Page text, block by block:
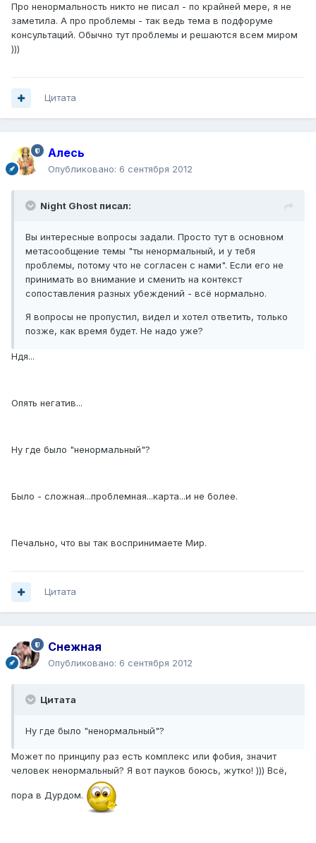
Про ненормальность никто не писал - по крайней мере, я не
заметила. А про проблемы - так ведь тема в подфоруме
консультаций. Обычно тут проблемы и решаются всем миром
)))
Цитата
Алесь
Опубликовано: 6 сентября 2012
Night Ghost писал:
Вы интересные вопросы задали. Просто тут в основном
метасообщение темы "ты ненормальный, и у тебя
проблемы, потому что не согласен с нами". Если его не
принимать во внимание и сменить на контекст
сопоставления разных убеждений - всё нормально.
Я вопросы не пропустил, видел и хотел ответить, только
позже, как время будет. Не надо уже?
Ндя...
Опять негатив...
Ну где было "ненормальный"?
Было - сложная...проблемная...карта...и не более.
Печально, что вы так воспринимаете Мир.
Цитата
Снежная
Опубликовано: 6 сентября 2012
Цитата
Ну где было "ненормальный"?
Может по принципу раз есть комплекс или фобия, значит
человек ненормальный? Я вот пауков боюсь, жутко! ))) Всё,
пора в Дурдом.